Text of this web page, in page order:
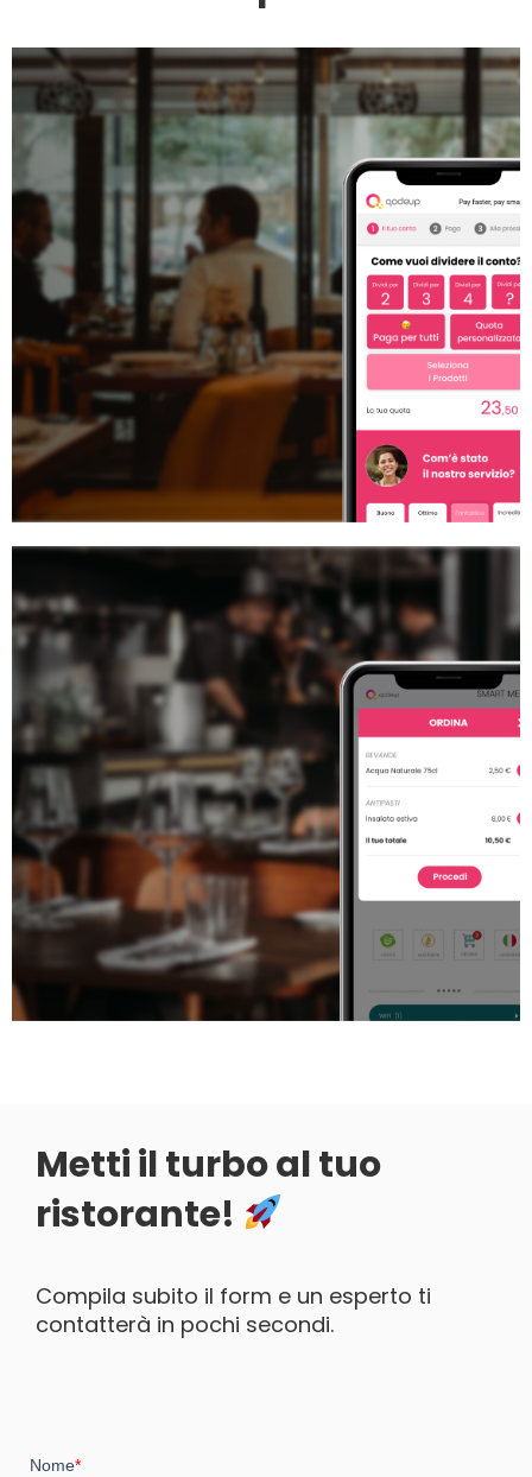
Pagamento al
tavolo
Semplifica l'esperienza di
pagamento nel tuo
ristorante con un QR
Code!
Prenota la tua
demo
Fai ordinare i tuoi clienti in
qualsiasi momento con un
QR Code!
Prenota la tua
demo
Metti il turbo al tuo
ristorante!
Compila subito il form e un esperto ti
contatterà in pochi secondi.